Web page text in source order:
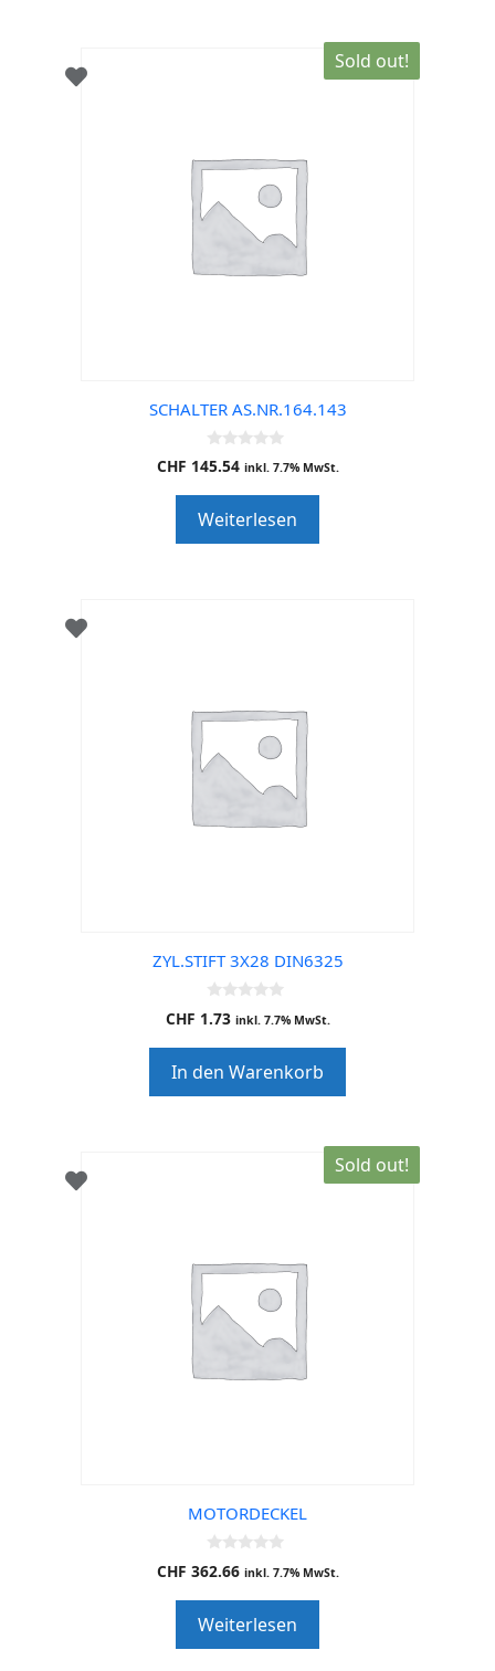
Sold out!
SCHALTER AS.NR.164.143
0
o
o
f
5
CHF 145.54 inkl. 7.7% MwSt.
Weiterlesen
ZYL.STIFT 3X28 DIN6325
0
o
o
f
5
CHF 1.73 inkl. 7.7% MwSt.
In den Warenkorb
Sold out!
MOTORDECKEL
0
o
o
f
5
CHF 362.66 inkl. 7.7% MwSt.
Weiterlesen